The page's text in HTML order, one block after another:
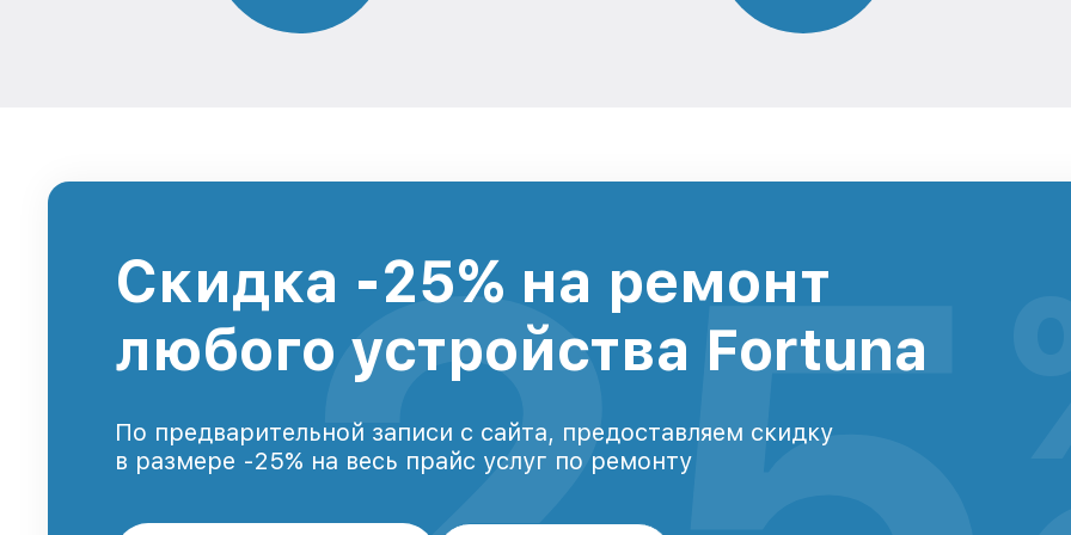
Скидка -25% на ремонт
любого устройства Fortuna
По предварительной записи с сайта, предоставляем скидку
в размере -25% на весь прайс услуг по ремонту